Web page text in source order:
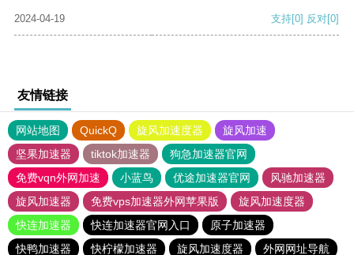
2024-04-19 支持[0] 反对[0]
友情链接
网站地图 QuickQ 旋风加速度器
旋风加速
坚果加速器
tiktok加速器
狗急加速器官网
免费vqn外网加速
小蓝鸟 优途加速器官网
风驰加速器
旋风加速器
免费vps加速器外网苹果版
旋风加速度器
快连加速器
快连加速器官网入口
原子加速器
快鸭加速器
快柠檬加速器 旋风加速度器 外网网址导航